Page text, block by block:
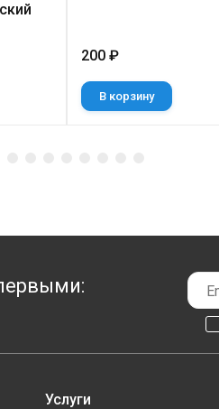
200 ₽
В корзину
Услуги